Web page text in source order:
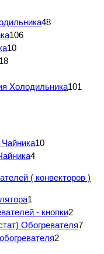
48
106
10
18
Холодильника101
Чайника10
4
( конвекторов )
1
- кнопки2
Обогревателя7
2